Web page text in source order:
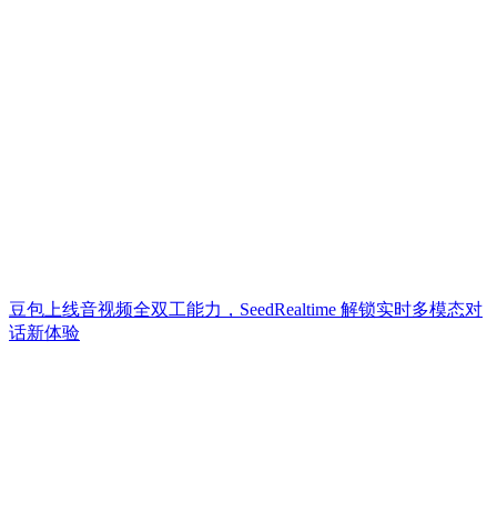
豆包上线音视频全双工能力，SeedRealtime 解锁实时多模态对
话新体验